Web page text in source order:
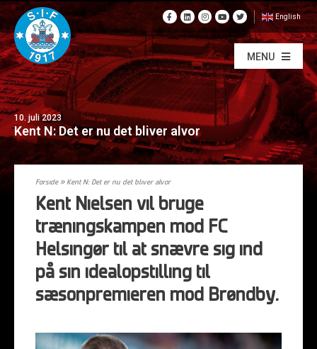
English
MENU
10. juli 2023
Kent N: Det er nu det bliver alvor
Forside»Kent N: Det er nu det bliver alvor
Kent Nielsen vil bruge
træningskampen mod FC
Helsingør til at snævre sig ind
på sin idealopstilling til
sæsonpremieren mod Brøndby.